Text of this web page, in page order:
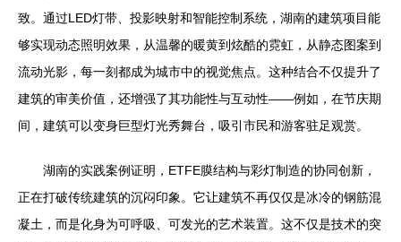
致。通过LED灯带、投影映射和智能控制系统，湖南的建筑项目能
够实现动态照明效果，从温馨的暖黄到炫酷的霓虹，从静态图案到
流动光影，每一刻都成为城市中的视觉焦点。这种结合不仅提升了
建筑的审美价值，还增强了其功能性与互动性——例如，在节庆期
间，建筑可以变身巨型灯光秀舞台，吸引市民和游客驻足观赏。
湖南的实践案例证明，ETFE膜结构与彩灯制造的协同创新，
正在打破传统建筑的沉闷印象。它让建筑不再仅仅是冰冷的钢筋混
凝土，而是化身为可呼吸、可发光的艺术装置。这不仅是技术的突